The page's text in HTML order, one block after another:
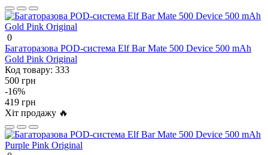
0
Багаторазова POD-система Elf Bar Mate 500 Device 500 mAh
Gold Pink Original
Код товару: 333
500 грн
-16%
419 грн
Хіт продажу 🔥